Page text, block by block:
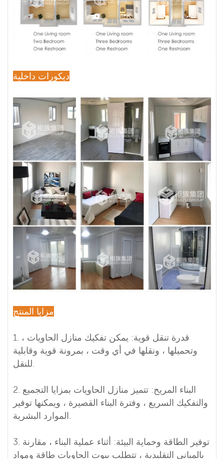
ديكورات داخلية
مزايا المنتج
1. قدرة تنقل قوية: يمكن تفكيك منازل الحاويات ،
وتحميلها ، ونقلها في أي وقت ، بمرونة قوية وقابلية
2. البناء المريح: تتميز منازل الحاويات بمزايا التجميع
والتفكيك السريع ، وفترة البناء القصيرة ، ويمكنها توفير
3. توفير الطاقة وحماية البيئة: أثناء عملية البناء ، مقارنة
بالمباني التقليدية ، تتطلب بيوت الحاويات طاقة ومواد